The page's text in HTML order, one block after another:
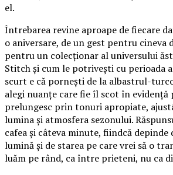
el.
Întrebarea revine aproape de fiecare
o aniversare, de un gest pentru cineva
pentru un colecționar al universului
Stitch și cum le potrivești cu perioada
scurt e că pornești de la albastrul-
alegi nuanțe care fie îl scot în
prelungesc prin tonuri apropiate,
lumina și atmosfera sezonului.
cafea și câteva minute, fiindcă depinde
lumină și de starea pe care vrei să o
luăm pe rând, ca între prieteni, nu ca